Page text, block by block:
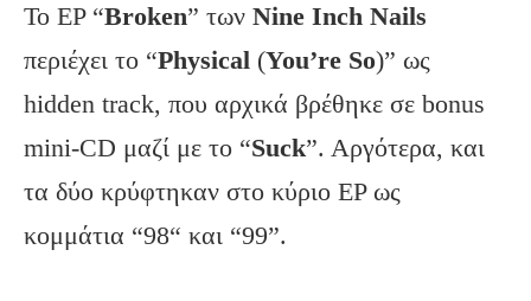
Το EP “Broken” των Nine Inch Nails
περιέχει το “Physical (You’re So)” ως
hidden track, που αρχικά βρέθηκε σε bonus
mini-CD μαζί με το “Suck”. Αργότερα, και
τα δύο κρύφτηκαν στο κύριο EP ως
κομμάτια “98“ και “99”.